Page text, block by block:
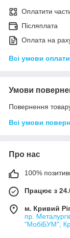
Оплатити
Післяплата
Оплата на
Всі умови оплати
Умови
Повернення
Всі умови
Про нас
100%
Працює з
м. Кривий
пр.
"МобіБУМ",